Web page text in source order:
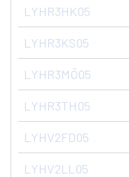
LYHR3HK05
LYHR3KS05
LYHR3MÖ05
LYHR3TH05
LYHV2FD05
LYHV2LL05